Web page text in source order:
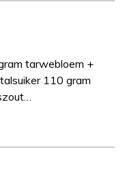
tarwebloem +
110 gram